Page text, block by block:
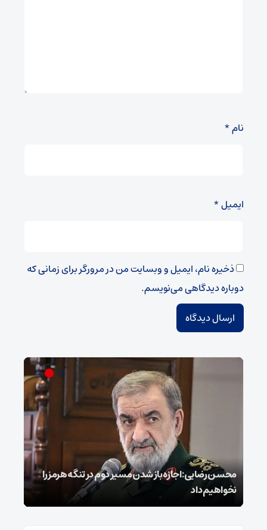
نام*
ایمیل*
ذخیره نام، ایمیل و وبسایت من در مرورگر برای زمانی که
دوباره دیدگاهی می‌نویسم.
محسن رضایی: اجازه باز شدن مسیر دوم در تنگه هرمز را
نخواهیم داد